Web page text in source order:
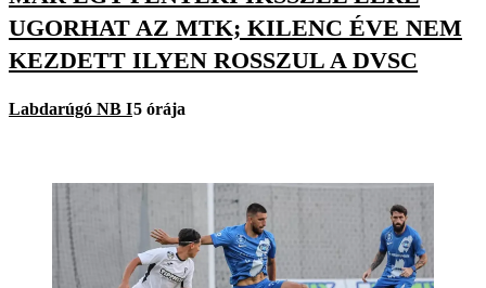
UGORHAT AZ MTK; KILENC ÉVE NEM
KEZDETT ILYEN ROSSZUL A DVSC
Labdarúgó NB I5 órája